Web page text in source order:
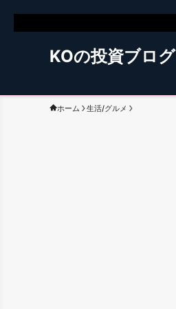
KOの投資ブログ
ホーム 生活/グルメ